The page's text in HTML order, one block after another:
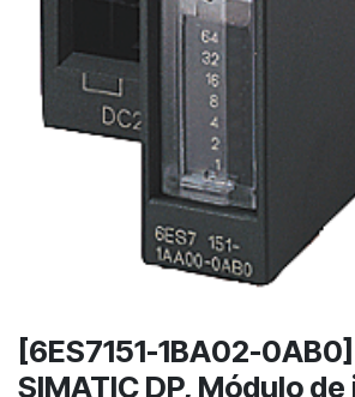
[6ES7151-1BA02-0AB0]
SIMATIC DP, Módulo